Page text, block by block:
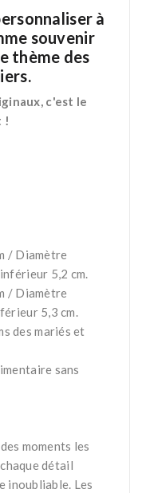
à
souvenir
thème des
c'est le
!
/ Diamètre
5,2 cm.
/ Diamètre
5,3 cm.
des mariés et
sans
moments les
détail
inoubliable. Les